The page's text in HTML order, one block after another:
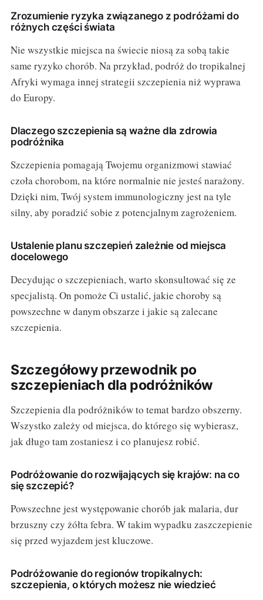
Zrozumienie ryzyka związanego z podróżami do
różnych części świata
Nie wszystkie miejsca na świecie niosą za sobą takie
same ryzyko chorób. Na przykład, podróż do tropikalnej
Afryki wymaga innej strategii szczepienia niż wyprawa
do Europy.
Dlaczego szczepienia są ważne dla zdrowia
podróżnika
Szczepienia pomagają Twojemu organizmowi stawiać
czoła chorobom, na które normalnie nie jesteś narażony.
Dzięki nim, Twój system immunologiczny jest na tyle
silny, aby poradzić sobie z potencjalnym zagrożeniem.
Ustalenie planu szczepień zależnie od miejsca
docelowego
Decydując o szczepieniach, warto skonsultować się ze
specjalistą. On pomoże Ci ustalić, jakie choroby są
powszechne w danym obszarze i jakie są zalecane
szczepienia.
Szczegółowy przewodnik po
szczepieniach dla podróżników
Szczepienia dla podróżników to temat bardzo obszerny.
Wszystko zależy od miejsca, do którego się wybierasz,
jak długo tam zostaniesz i co planujesz robić.
Podróżowanie do rozwijających się krajów: na co
się szczepić?
Powszechne jest występowanie chorób jak malaria, dur
brzuszny czy żółta febra. W takim wypadku zaszczepienie
się przed wyjazdem jest kluczowe.
Podróżowanie do regionów tropikalnych:
szczepienia, o których możesz nie wiedzieć